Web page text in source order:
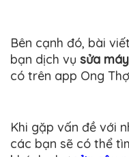
Bên cạnh đó, bài
bạn dịch vụ sửa
có trên app Ong
Khi gặp vấn đề với
các bạn sẽ có thể